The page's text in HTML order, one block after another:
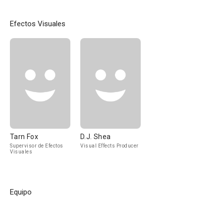
Efectos Visuales
Tarn Fox
Supervisor de Efectos
Visuales
D.J. Shea
Visual Effects Producer
Equipo